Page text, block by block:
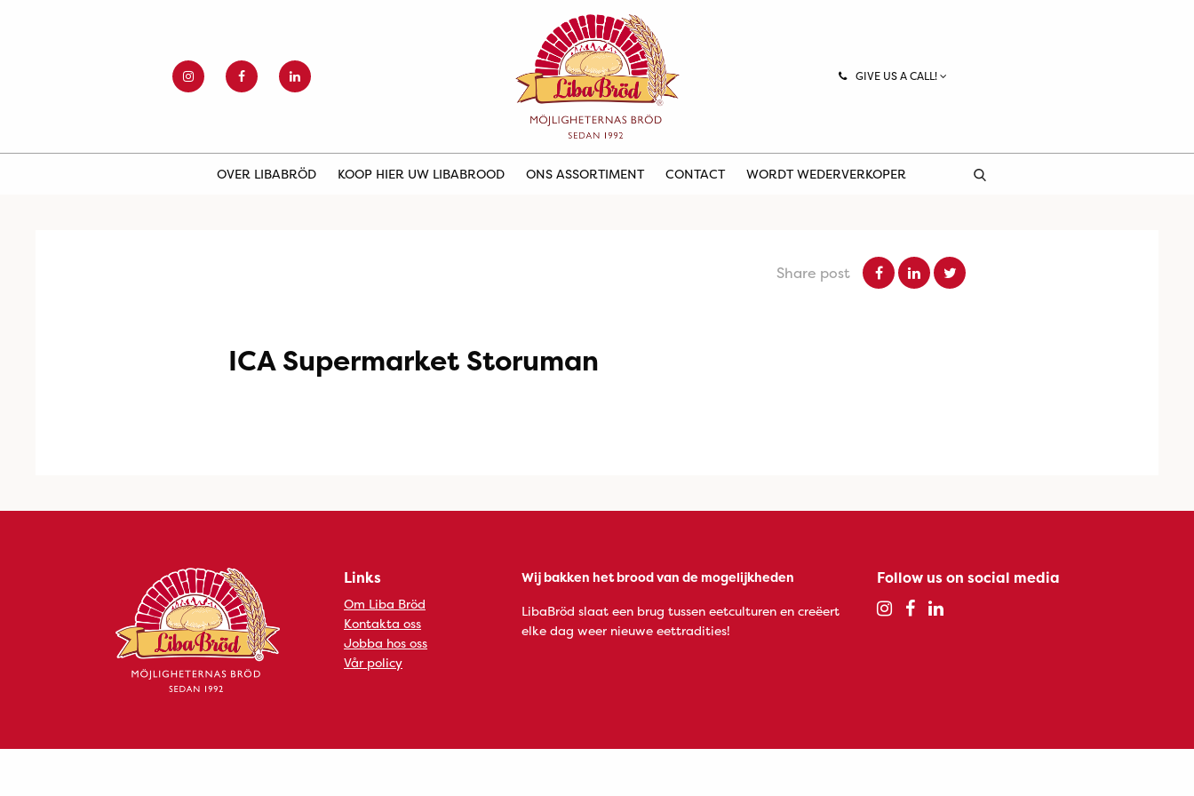
GIVE US A CALL!
OVER LIBABRÖD KOOP HIER UW LIBABROOD ONS ASSORTIMENT CONTACT WORDT WEDERVERKOPER
Share post
ICA Supermarket Storuman
Links
Om Liba Bröd
Kontakta oss
Jobba hos oss
Vår policy
Wij bakken het brood van de mogelijkheden
LibaBröd slaat een brug tussen eetculturen en creëert
elke dag weer nieuwe eettradities!
Follow us on social media